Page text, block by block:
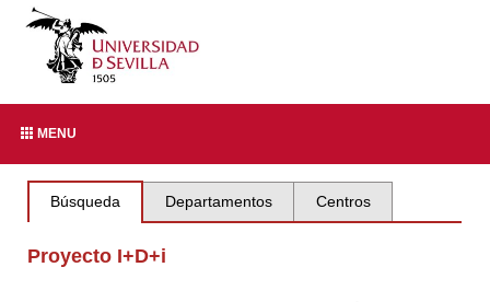
MENU
Búsqueda Departamentos Centros
Proyecto I+D+i